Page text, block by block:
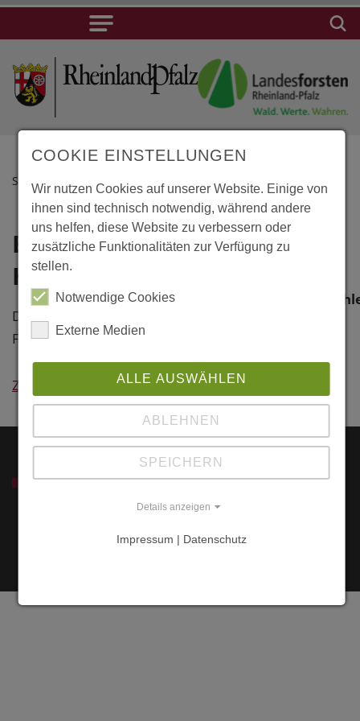
STARTSEITE
Benz,
Holländermühle
Die Mühle wurde 1910 von Lionel
Feininger gemalt - 1992 saniert
Zurück
Lage
Vorpommern-
SERVICE
COOKIE EINSTELLUNGEN
Wir nutzen Cookies auf unserer Website. Einige von
ihnen sind technisch notwendig, während andere
uns helfen, diese Website zu verbessern oder
zusätzliche Funktionalitäten zur Verfügung zu
stellen.
Notwendige Cookies
Externe Medien
ALLE AUSWÄHLEN
ABLEHNEN
SPEICHERN
Details anzeigen
Impressum | Datenschutz